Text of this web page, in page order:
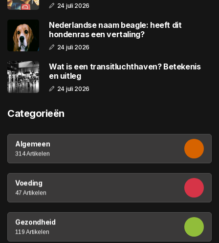
24 juli 2026
Nederlandse naam beagle: heeft dit
hondenras een vertaling?
24 juli 2026
Wat is een transitluchthaven? Betekenis
en uitleg
24 juli 2026
Categorieën
Algemeen
314 Artikelen
Voeding
47 Artikelen
Gezondheid
119 Artikelen